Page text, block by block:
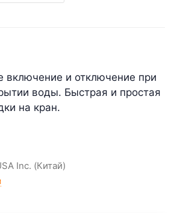
включение и отключение при
воды. Быстрая и простая
на кран.
Inc. (Китай)